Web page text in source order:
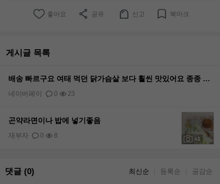
좋아요 공유 신고 북마크
게시글 목록
배송 빠르구요 여태 먹던 닭가슴살 보다 훨씬 맛있어요 종종 구매하겠습니다
0 23
네이버페이
+1
곤약라면이나 밥에 넣기좋음
0 8
재부자
댓글 (0) 최신순 등록순 공감순